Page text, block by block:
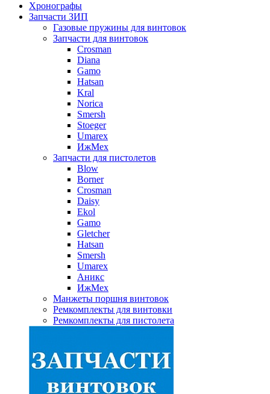
Хронографы
Запчасти ЗИП
Газовые пружины для винтовок
Запчасти для винтовок
Crosman
Diana
Gamo
Hatsan
Kral
Norica
Smersh
Stoeger
Umarex
ИжМех
Запчасти для пистолетов
Blow
Borner
Crosman
Daisy
Ekol
Gamo
Gletcher
Hatsan
Smersh
Umarex
Аникс
ИжМех
Манжеты поршня винтовок
Ремкомплекты для винтовки
Ремкомплекты для пистолета